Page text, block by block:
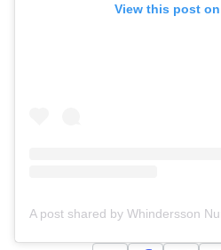
View this post